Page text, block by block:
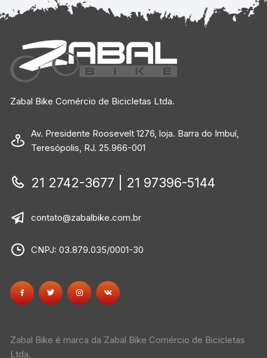
Zabal Bike Comércio de Bicicletas Ltda.
Av. Presidente Roosevelt 1276, loja. Barra do Imbuí,
Teresópolis, RJ. 25.966-001
21 2742-3677 | 21 97396-5144
contato@zabalbike.com.br
CNPJ: 03.879.035/0001-30
Zabal Bike é marca da Zabal Bike Comércio de Bicicletas
Ltda.